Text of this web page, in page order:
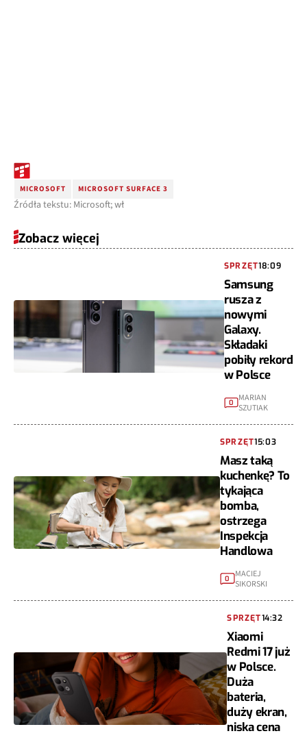
MICROSOFT MICROSOFT SURFACE 3
Źródła tekstu: Microsoft; wł
Zobacz więcej
SPRZĘT18:09
Samsung
rusza z
nowymi
Galaxy.
Składaki
pobiły rekord
w Polsce
0 MARIAN
SZUTIAK
SPRZĘT15:03
Masz taką
kuchenkę? To
tykająca
bomba,
ostrzega
Inspekcja
Handlowa
0
MACIEJ
SIKORSKI
SPRZĘT14:32
Xiaomi
Redmi 17 już
w Polsce.
Duża
bateria,
duży ekran,
niska cena